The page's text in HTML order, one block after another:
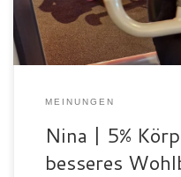
MEINUNGEN
Nina | 5%
besseres